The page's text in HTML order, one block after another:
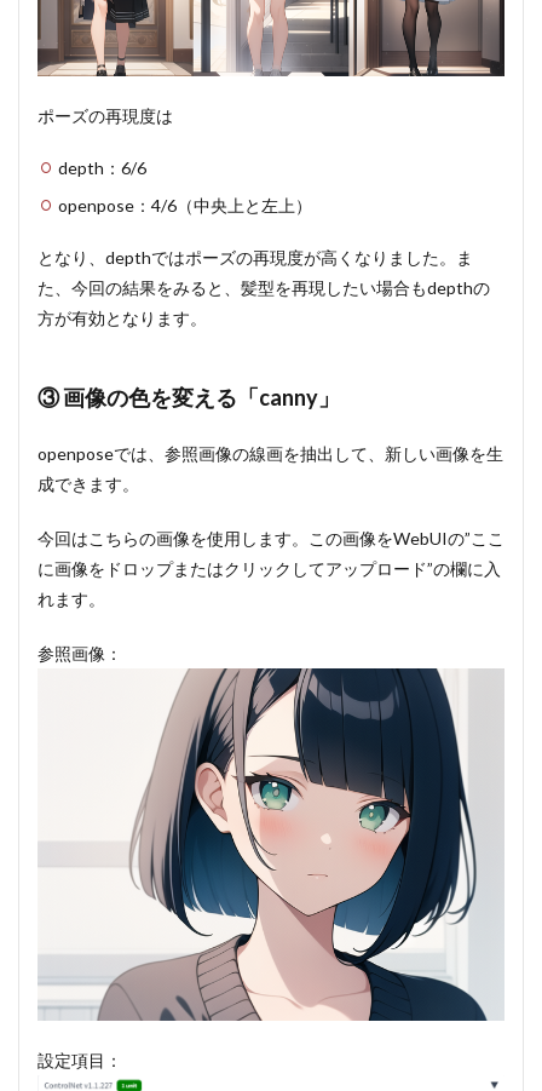
ポーズの再現度は
depth：6/6
openpose：4/6（中央上と左上）
となり、depthではポーズの再現度が高くなりました。ま
た、今回の結果をみると、髪型を再現したい場合もdepthの
方が有効となります。
③ 画像の色を変える「canny」
openposeでは、参照画像の線画を抽出して、新しい画像を生
成できます。
今回はこちらの画像を使用します。この画像をWebUIの”ここ
に画像をドロップまたはクリックしてアップロード”の欄に入
れます。
参照画像：
設定項目：